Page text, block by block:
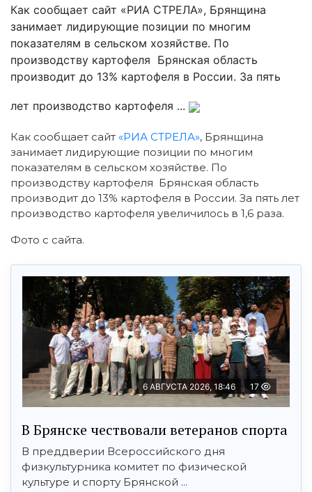
Как сообщает сайт «РИА СТРЕЛА», Брянщина
занимает лидирующие позиции по многим
показателям в сельском хозяйстве. По
производству картофеля Брянская область
производит до 13% картофеля в России. За пять
лет производство картофеля ...
Как сообщает сайт «РИА СТРЕЛА», Брянщина
занимает лидирующие позиции по многим
показателям в сельском хозяйстве. По
производству картофеля Брянская область
производит до 13% картофеля в России. За пять лет
производство картофеля увеличилось в 1,6 раза.
Фото с сайта.
6 АВГУСТА 2026, 18:46 17
В Брянске чествовали ветеранов спорта
В преддверии Всероссийского дня
физкультурника комитет по физической
культуре и спорту Брянской ...